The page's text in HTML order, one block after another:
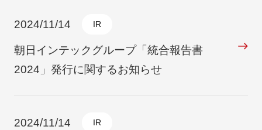
2024/11/14 IR
朝日インテックグループ「統合報告書
2024」発行に関するお知らせ
2024/11/14 IR